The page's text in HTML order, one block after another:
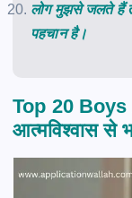
लोग मुझसे जलते हैं
पहचान है।
Top 20
आत्मविश्वास से